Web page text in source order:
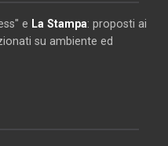
e La Stampa: proposti ai
su ambiente ed